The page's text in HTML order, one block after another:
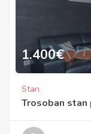
1.400€
Stan
Trosoban stan